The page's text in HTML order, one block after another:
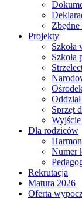
Projekty
Szkoła
Szkoła
Sprzęt
Wyjście
Dla rodziców
Numer
Rekrutacja
Matura 2026
Oferta